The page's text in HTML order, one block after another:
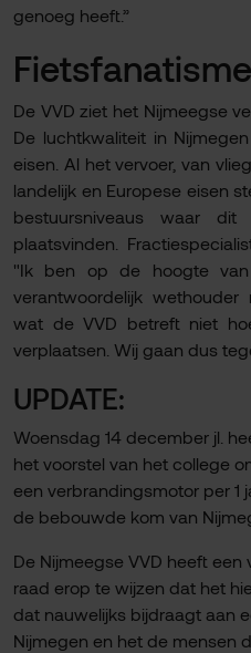
genoeg heeft.”
Fietsfanatisme
De VVD ziet het Nijmeegse
De luchtkwaliteit in
eisen. Al het vervoer, van
landelijk en Europese eisen
bestuursniveaus waar dit
plaatsvinden.
"Ik ben op de hoogte
verantwoordelijk
wat de VVD betreft niet
verplaatsen. Wij gaan dus
UPDATE:
Woensdag 14 december jl.
het voorstel van het college
een verbrandingsmotor per 1
de bebouwde kom van
De Nijmeegse VVD heeft
raad erop te wijzen dat het
dat nauwelijks bijdraagt aan
Nijmegen en het de mensen